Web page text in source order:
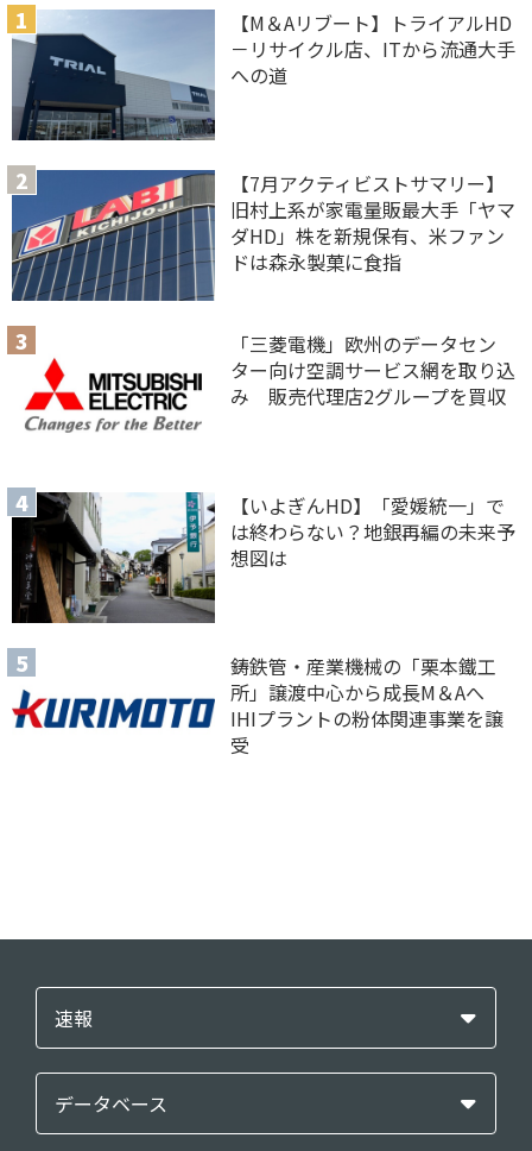
【M＆Aリブート】トライアルHD
－リサイクル店、ITから流通大手
への道
【7月アクティビストサマリー】
旧村上系が家電量販最大手「ヤマ
ダHD」株を新規保有、米ファン
ドは森永製菓に食指
「三菱電機」欧州のデータセン
ター向け空調サービス網を取り込
み 販売代理店2グループを買収
【いよぎんHD】「愛媛統一」で
は終わらない？地銀再編の未来予
想図は
鋳鉄管・産業機械の「栗本鐵工
所」譲渡中心から成長M＆Aへ
IHIプラントの粉体関連事業を譲
受
速報
データベース